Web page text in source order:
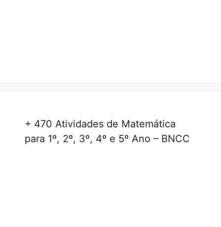
+ 470 Atividades de Matemática
para 1º, 2º, 3º, 4º e 5º Ano – BNCC